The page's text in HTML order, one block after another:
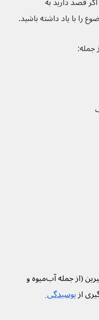
جمله:
با پرهیز از تنقلات و نوشیدنی‌های شیرین (از جمله آب‌میوه و
پوسیدگی